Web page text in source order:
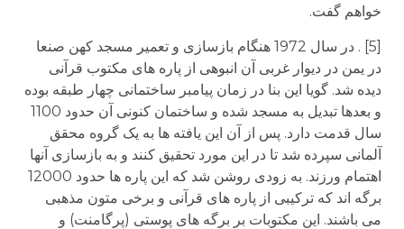
خواهم گفت.
[5] . در سال 1972 هنگام بازسازی و تعمیر مسجد کهن صنعا
در یمن در دیوار غربی آن انبوهی از پاره های مکتوب قرآنی
دیده شد. گویا این بنا در زمان پیامبر ساختمانی چهار طبقه بوده
و بعدها تبدیل به مسجد شده و ساختمان کنونی آن حدود 1100
سال قدمت دارد. پس از آن این یافته ها به یک گروه محقق
آلمانی سپرده شد تا در این مورد تحقیق کنند و به بازسازی آنها
اهتمام ورزند. به زودی روشن شد که این پاره ها حدود 12000
برگه اند که ترکیبی از پاره های قرآنی و برخی متون مذهبی
می باشند. این مکتوبات بر برگه های پوستی (پرگامنت) و